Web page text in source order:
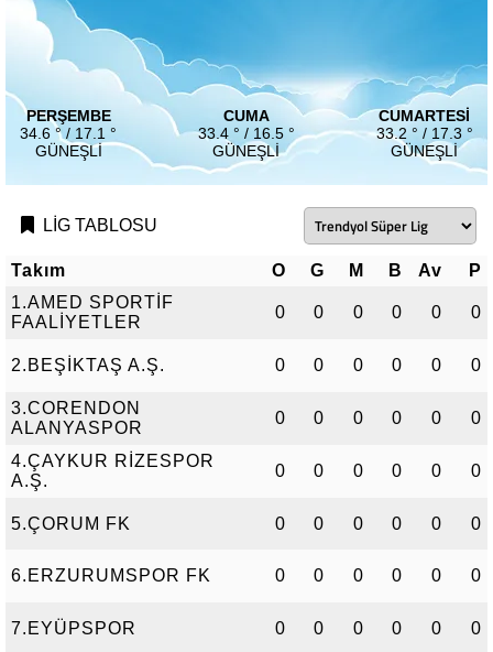
PERŞEMBE
34.6 ° / 17.1 °
GÜNEŞLI
CUMA
33.4 ° / 16.5 °
GÜNEŞLI
CUMARTESI
33.2 ° / 17.3 °
GÜNEŞLI
LİG TABLOSU
Takım O G M B Av
P
1.AMED SPORTİF
FAALİYETLER
0 0 0 0 0 0
2.BEŞİKTAŞ A.Ş. 0 0 0 0 0 0
3.CORENDON
ALANYASPOR
0 0 0 0 0 0
4.ÇAYKUR RİZESPOR
A.Ş.
0 0 0 0 0 0
5.ÇORUM FK 0 0 0 0 0 0
6.ERZURUMSPOR FK 0 0 0 0 0 0
7.EYÜPSPOR 0 0 0 0 0 0